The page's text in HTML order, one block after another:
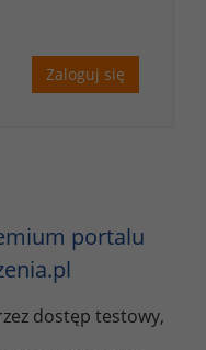
Zaloguj się
portalu
dostęp testowy,